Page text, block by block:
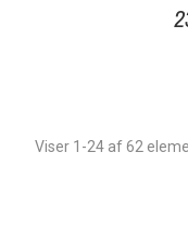
Viser 1-24 af 62